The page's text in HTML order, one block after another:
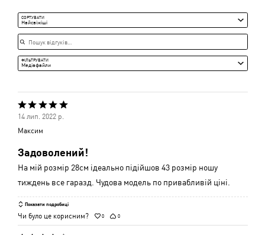
Середня
СОРТУВАТИ
Найсвіжіші
Пошук відгуків
ФІЛЬТРУВАТИ
Медіафайли
Оцінено
5
5
14 лип. 2022 р.
Максим
Задоволений!
На мій розмір 28см ідеально підійшов 43 розмір ношу
тиждень все гаразд. Чудова модель по привабливій ціні.
Показати подробиці
Чи було це корисним? 0 0